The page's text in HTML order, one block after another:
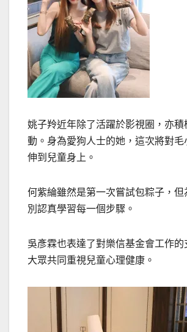
姚子羚近年除了活躍於影視圈，亦
動。身為愛狗人士的她，這次將對
伸到兒童身上。
何紫綸雖然是第一次嘗試包粽子，
別認真學習每一個步驟。
吳彥霖也表達了對樂信基金會工作
大眾共同重視兒童心理健康。